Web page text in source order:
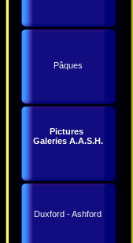
Pâques
Pictures
Galeries A.A.S.H.
Duxford - Ashford